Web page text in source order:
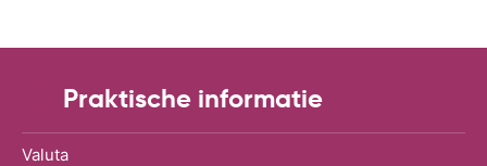
Praktische informatie
Valuta